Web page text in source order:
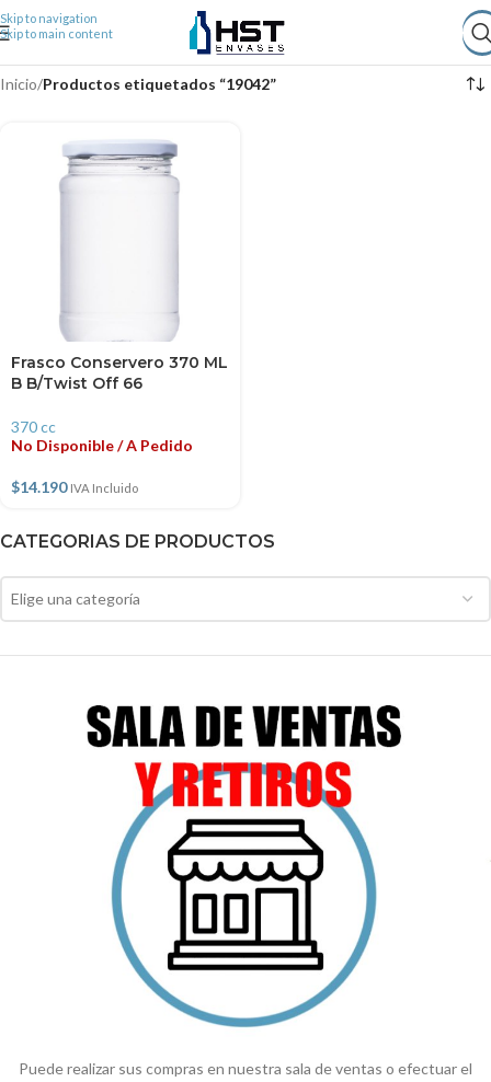
Skip to navigation
Skip to main content
CATEGORIAS DE PRODUCTOS
Elige una categoría
Puede realizar sus compras en nuestra sala de ventas o efectuar el
Inicio/Productos etiquetados “19042”
Frasco Conservero 370 ML
B B/Twist Off 66
370 cc
No Disponible / A Pedido
$14.190 IVA Incluido